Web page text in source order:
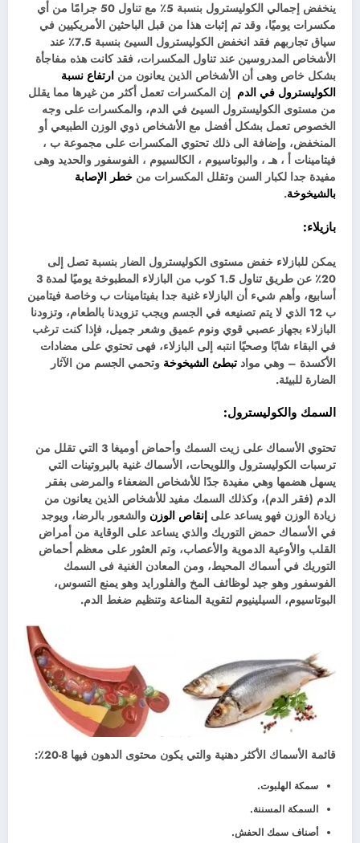
ينخفض ​​إجمالي الكوليسترول بنسبة 5٪ مع تناول 50 جرامًا من أي
مكسرات يوميًا، وقد تم إثبات هذا من قبل الباحثين الأمريكيين في
سياق تجاربهم فقد انخفض الكوليسترول السيئ بنسبة 7.5٪ عند
الأشخاص المدروسين عند تناول المكسرات، فقد كانت هذه مفاجأة
بشكل خاص وهى أن الأشخاص الذين يعانون من ارتفاع نسبة
الكوليسترول في الدم إن المكسرات تعمل أكثر من غيرها مما يقلل
من مستوى الكوليسترول السيئ في الدم، والمكسرات على وجه
الخصوص تعمل بشكل أفضل مع الأشخاص ذوي الوزن الطبيعي أو
المنخفض، وإضافة الى ذلك تحتوي المكسرات على مجموعة ب ،
فيتامينات أ ، هـ ، والبوتاسيوم ، الكالسيوم ، الفوسفور والحديد وهى
مفيدة جدا لكبار السن وتقلل المكسرات من خطر الإصابة
بالشيخوخة.
بازيلاء:
يمكن للبازلاء خفض مستوى الكوليسترول الضار بنسبة تصل إلى
20٪ عن طريق تناول 1.5 كوب من البازلاء المطبوخة يوميًا لمدة 3
أسابيع، وأهم شيء أن البازلاء غنية جدا بفيتامينات ب وخاصة فيتامين
ب 12 الذي لا يتم تصنيعه في الجسم ويجب تزويدنا بالطعام، وتزودنا
البازلاء بجهاز عصبي قوي ونوم عميق وشعر جميل، فإذا كنت ترغب
في البقاء شابًا وصحيًا انتبه إلى البازلاء، فهى تحتوي على مضادات
الأكسدة – وهي مواد تبطئ الشيخوخة وتحمي الجسم من الآثار
الضارة للبيئة.
السمك والكوليسترول:
تحتوي الأسماك على زيت السمك وأحماض أوميغا 3 التي تقلل من
ترسبات الكوليسترول واللويحات، الأسماك غنية بالبروتينات التي
يسهل هضمها وهي مفيدة جدًا للأشخاص الضعفاء والمرضى بفقر
الدم (فقر الدم)، وكذلك السمك مفيد للأشخاص الذين يعانون من
زيادة الوزن فهو يساعد على إنقاص الوزن والشعور بالرضا، ويوجد
في الأسماك حمض التوريك والذي يساعد على الوقاية من أمراض
القلب والأوعية الدموية والأعصاب، وتم العثور على معظم أحماض
التوريك في أسماك المحيط، ومن المعادن الغنية فى السمك
الفوسفور وهو جيد لوظائف المخ والفلورايد وهو يمنع التسوس،
البوتاسيوم، السيلينيوم لتقوية المناعة وتنظيم ضغط الدم.
قائمة الأسماك الأكثر دهنية والتي يكون محتوى الدهون فيها 8-20٪:
سمكة الهلبوت.
السمكة المسننة.
أصناف سمك الحفش.